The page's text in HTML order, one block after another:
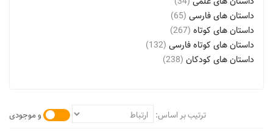
داستان های فارسی (65)
داستان های کوتاه (267)
داستان های کوتاه فارسی (132)
داستان های کودکان (238)
روباه ها - داستان(55)
ترتیب بر اساس: و موجودی